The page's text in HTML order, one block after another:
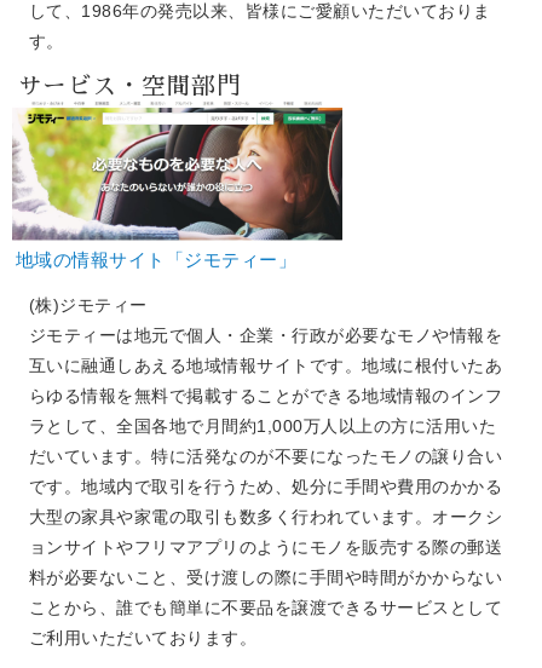
して、1986年の発売以来、皆様にご愛顧いただいておりま
す。
サービス・空間部門
地域の情報サイト「ジモティー」
(株)ジモティー
ジモティーは地元で個人・企業・行政が必要なモノや情報を
互いに融通しあえる地域情報サイトです。地域に根付いたあ
らゆる情報を無料で掲載することができる地域情報のインフ
ラとして、全国各地で月間約1,000万人以上の方に活用いた
だいています。特に活発なのが不要になったモノの譲り合い
です。地域内で取引を行うため、処分に手間や費用のかかる
大型の家具や家電の取引も数多く行われています。オークシ
ョンサイトやフリマアプリのようにモノを販売する際の郵送
料が必要ないこと、受け渡しの際に手間や時間がかからない
ことから、誰でも簡単に不要品を譲渡できるサービスとして
ご利用いただいております。